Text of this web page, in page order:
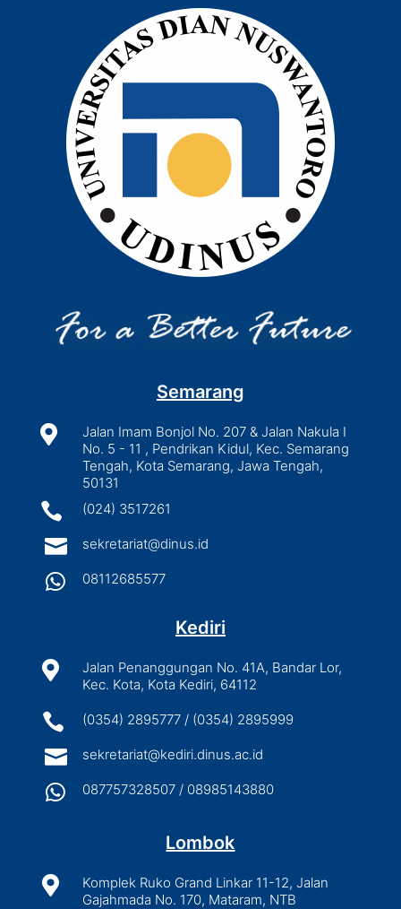
Semarang

Jalan Imam Bonjol No. 207 & Jalan Nakula I
No. 5 - 11 , Pendrikan Kidul, Kec. Semarang
Tengah, Kota Semarang, Jawa Tengah,
50131
 (024) 3517261
 sekretariat@dinus.id
 08112685577
Kediri

Jalan Penanggungan No. 41A, Bandar Lor,
Kec. Kota, Kota Kediri, 64112
 (0354) 2895777 / (0354) 2895999
 sekretariat@kediri.dinus.ac.id
 087757328507 / 08985143880
Lombok

Komplek Ruko Grand Linkar 11-12, Jalan
Gajahmada No. 170, Mataram, NTB